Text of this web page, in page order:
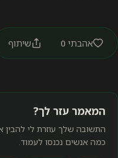
אהבתי 0 שיתוף
המאמר עזר לך?
התשובה שלך עוזרת לי להבין
כמה אנשים נכנסו לעמוד.